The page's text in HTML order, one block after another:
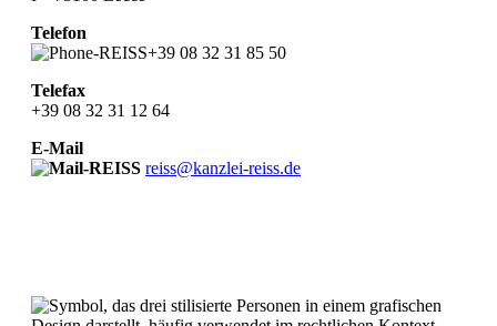
Telefon
+39 08 32 31 85 50
Telefax
+39 08 32 31 12 64
E-Mail
reiss@kanzlei-reiss.de